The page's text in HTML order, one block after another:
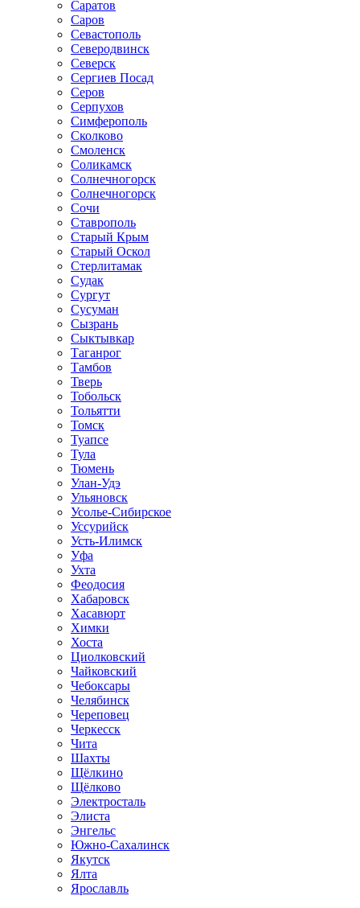
Саратов
Саров
Севастополь
Северодвинск
Северск
Сергиев Посад
Серов
Серпухов
Симферополь
Сколково
Смоленск
Соликамск
Солнечногорск
Солнечногорск
Сочи
Ставрополь
Старый Крым
Старый Оскол
Стерлитамак
Судак
Сургут
Сусуман
Сызрань
Сыктывкар
Таганрог
Тамбов
Тверь
Тобольск
Тольятти
Томск
Туапсе
Тула
Тюмень
Улан-Удэ
Ульяновск
Усолье-Сибирское
Уссурийск
Усть-Илимск
Уфа
Ухта
Феодосия
Хабаровск
Хасавюрт
Химки
Хоста
Циолковский
Чайковский
Чебоксары
Челябинск
Череповец
Черкесск
Чита
Шахты
Щёлкино
Щёлково
Электросталь
Элиста
Энгельс
Южно-Сахалинск
Якутск
Ялта
Ярославль